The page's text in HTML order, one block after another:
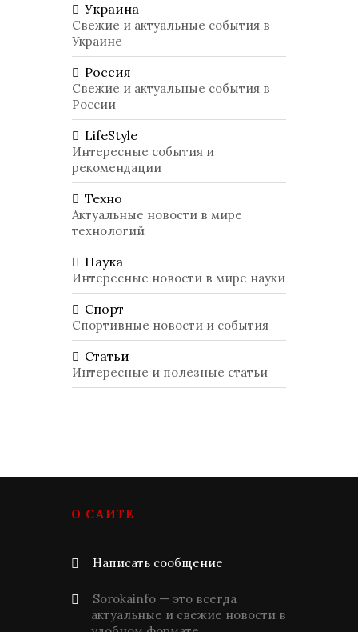
Украина
Свежие и актуальные события в
Украине
Россия
Свежие и актуальные события в
России
LifeStyle
Интересные события и
рекомендации
Техно
Актуальные новости в мире
технологий
Наука
Интересные новости в мире науки
Спорт
Спортивные новости и события
Статьи
Интересные и полезные статьи
О САЙТЕ
Написать сообщение
Sorokainfo — это всегда
актуальные и свежие новости в